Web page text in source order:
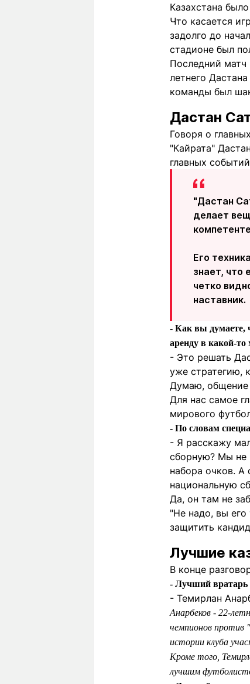
Казахстана
Что касается
задолго до
стадионе был
Последний матч
летнего
команды был
Дастан
Говоря о
"Кайрата"
главных
"Дастан
делает
Его
знает, что
четко
наставник.
- Как вы думаете,
аренду в какой-
- Это решать
уже стратегию,
Думаю, общение
Для нас самое
мирового
- По словам
- Я расскажу
сборную? Мы не
набора очков. А
национальную
Да, он там не
"Не надо, вы его
защитить
Лучшие
В конце
- Лучший вратарь
- Темирлан
Анарбеков - 22-
чемпионов против
истории клуба
Кроме того,
лучшим